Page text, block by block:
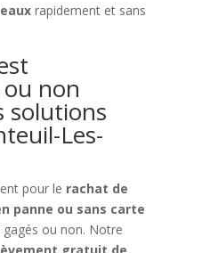
rapidement et sans
non
solutions
Les-
pour le rachat de
panne ou sans carte
gagés ou non. Notre
gratuit de